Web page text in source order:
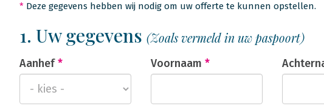
* Deze gegevens hebben wij nodig om uw offerte te kunnen opstellen.
1. Uw gegevens (Zoals vermeld in uw paspoort)
Aanhef* Voornaam *